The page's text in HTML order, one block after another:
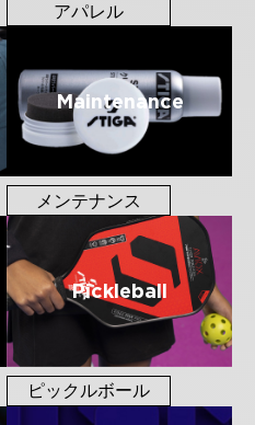
アパレル
Maintenance
メンテナンス
Pickleball
ピックルボール